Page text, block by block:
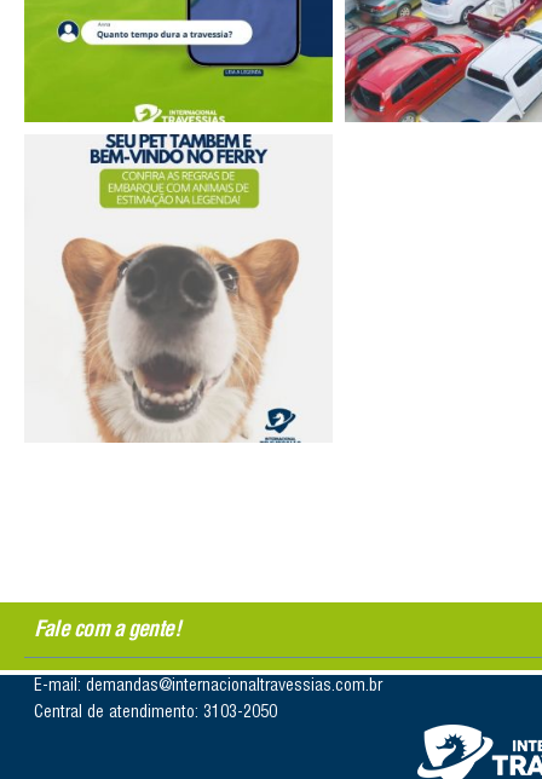
Fale com a gente!
E-mail: demandas@internacionaltravessias.com.br
Central de atendimento: 3103-2050